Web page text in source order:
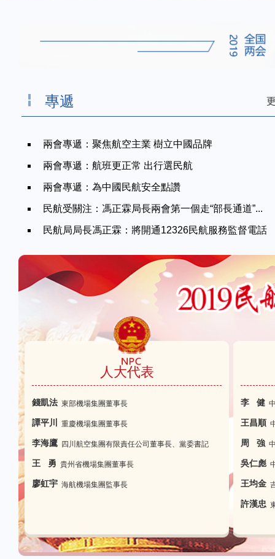
專遞
兩會專遞：聚焦航空主業 樹立中國品牌
兩會專遞：航班更正常 出行選民航
兩會專遞：為中國民航安全點讚
民航受關注：馮正霖局長兩會第一個走“部長通道”...
民航局局長馮正霖：將開通12326民航服務監督電話
人大代表
錢凱法 東部機場集團董事長
譚平川 重慶機場集團董事長
李海鷹 四川航空集團有限責任公司董事長、黨委書記
王 勇 貴州省機場集團董事長
廖虹宇 海航機場集團監事長
李 健
王昌順
周 強
吳仁彪
王均金
許漢忠